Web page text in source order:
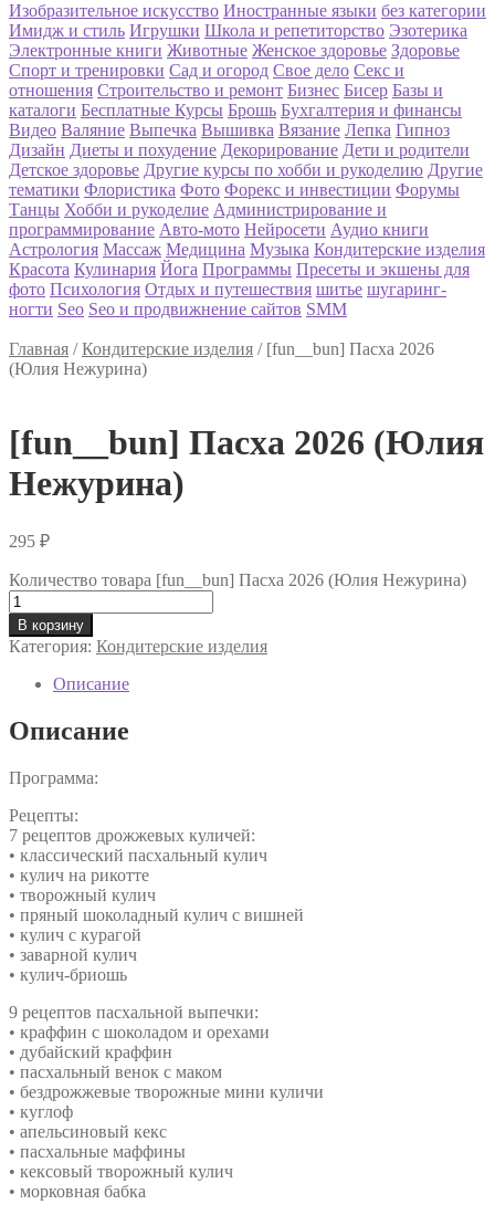
Изобразительное искусство Иностранные языки без категории
Имидж и стиль Игрушки Школа и репетиторство Эзотерика
Электронные книги Животные Женское здоровье Здоровье
Спорт и тренировки Сад и огород Свое дело Секс и
отношения Строительство и ремонт Бизнес Бисер Базы и
каталоги Бесплатные Курсы Брошь Бухгалтерия и финансы
Видео Валяние Выпечка Вышивка Вязание Лепка Гипноз
Дизайн Диеты и похудение Декорирование Дети и родители
Детское здоровье Другие курсы по хобби и рукоделию Другие
тематики Флористика Фото Форекс и инвестиции Форумы
Танцы Хобби и рукоделие Администрирование и
программирование Авто-мото Нейросети Аудио книги
Астрология Массаж Медицина Музыка Кондитерские изделия
Красота Кулинария Йога Программы Пресеты и экшены для
фото Психология Отдых и путешествия шитье шугаринг-
ногти Seo Seo и продвижнение сайтов SMM
Главная /Кондитерские изделия / [fun__bun] Пасха 2026
(Юлия Нежурина)
[fun__bun] Пасха 2026 (Юлия
Нежурина)
295 ₽
Количество товара [fun__bun] Пасха 2026 (Юлия Нежурина)
В корзину
Категория: Кондитерские изделия
Описание
Описание
Программа:
Рецепты:
7 рецептов дрожжевых куличей:
• классический пасхальный кулич
• кулич на рикотте
• творожный кулич
• пряный шоколадный кулич с вишней
• кулич с курагой
• заварной кулич
• кулич-бриошь
9 рецептов пасхальной выпечки:
• краффин с шоколадом и орехами
• дубайский краффин
• пасхальный венок с маком
• бездрожжевые творожные мини куличи
• куглоф
• апельсиновый кекс
• пасхальные маффины
• кексовый творожный кулич
• морковная бабка